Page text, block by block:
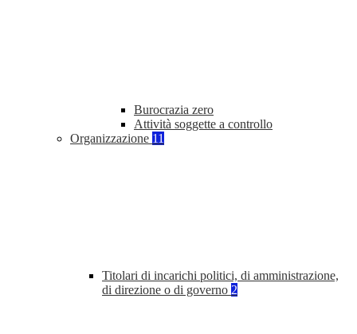
Burocrazia zero
Attività soggette a controllo
Organizzazione 11
Titolari di incarichi politici, di amministrazione,
di direzione o di governo 2